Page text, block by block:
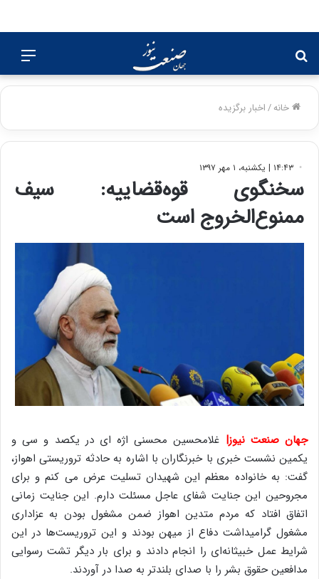
برای
خانه/اخبار برگزیده
۱۴:۴۳ | یکشنبه، ۱ مهر ۱۳۹۷
سخنگوی قوه‌قضاییه: سیف
ممنوع‌الخروج است
جهان صنعت نیوز| غلامحسین محسنی اژه ای در یکصد و سی و
یکمین نشست خبری با خبرنگاران با اشاره به حادثه تروریستی اهواز،
گفت: به خانواده معظم این شهیدان تسلیت عرض می کنم و برای
مجروحین این جنایت شفای عاجل مسئلت دارم. این جنایت زمانی
اتفاق افتاد که مردم متدین اهواز ضمن مشغول بودن به عزاداری
مشغول گرامیداشت دفاع از میهن بودند و این تروریست‌ها در این
شرایط عمل خبیثانه‌ای را انجام دادند و برای بار دیگر تشت رسوایی
مدافعین حقوق بشر را با صدای بلندتر به صدا در آوردند.